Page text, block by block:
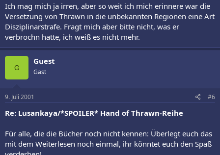
Ich mag mich ja irren, aber so weit ich mich erinnere war die
Versetzung von Thrawn in die unbekannten Regionen eine Art
Disziplinarstrafe. Fragt mich aber bitte nicht, was er
verbrochn hatte, ich weiß es nicht mehr.
G
Guest
Gast
9. Juli 2001 #6
Re: Lusankaya/*SPOILER* Hand of Thrawn-Reihe
Für alle, die die Bücher noch nicht kennen: Überlegt euch das
mit dem Weiterlesen noch einmal, ihr könntet euch den Spaß